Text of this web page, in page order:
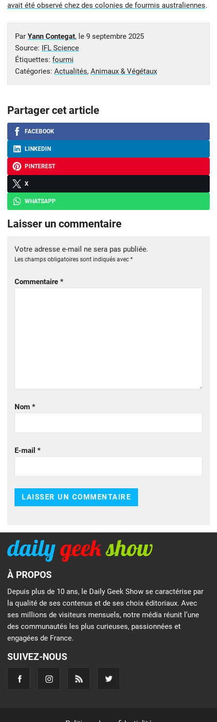
avait été observé chez des colonies de fourmis australiennes.
Par Yann Contegat, le 9 septembre 2025
Source: IFL Science
Étiquettes: fourmi
Catégories: Actualités, Animaux & Végétaux
Partager cet article
FACEBOOK
LINKEDIN
PINTEREST
X
WHATSAPP
Laisser un commentaire
Votre adresse e-mail ne sera pas publiée.
Les champs obligatoires sont indiqués avec *
Commentaire *
Nom *
E-mail *
À PROPOS
Depuis plus de 10 ans, le Daily Geek Show se caractérise par
la qualité de ses contenus et de ses choix éditoriaux. Avec
ses millions de visiteurs mensuels, notre média réunit l’une
des communautés les plus curieuses, passionnées et
engagées de France.
SUIVEZ-NOUS